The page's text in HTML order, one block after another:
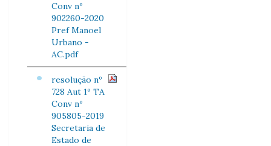
Conv nº
902260-2020
Pref Manoel
Urbano -
AC.pdf
resolução nº
728 Aut 1º TA
Conv nº
905805-2019
Secretaria de
Estado de